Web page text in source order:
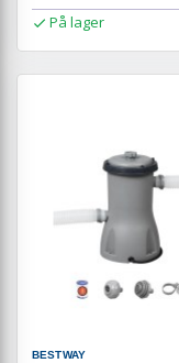
På lager
BESTWAY